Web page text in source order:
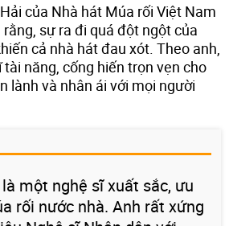
của Nhà hát Múa rối Việt Nam
sự ra đi quá đột ngột của
cả nhà hát đau xót. Theo anh,
năng, cống hiến trọn vẹn cho
lành và nhân ái với mọi người
một nghệ sĩ xuất sắc, ưu
rối nước nhà. Anh rất xứng